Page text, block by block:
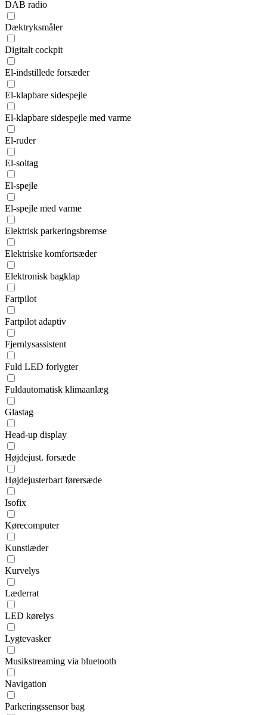
DAB radio
Dæktryksmåler
Digitalt cockpit
El-indstillede forsæder
El-klapbare sidespejle
El-klapbare sidespejle med varme
El-ruder
El-soltag
El-spejle
El-spejle med varme
Elektrisk parkeringsbremse
Elektriske komfortsæder
Elektronisk bagklap
Fartpilot
Fartpilot adaptiv
Fjernlysassistent
Fuld LED forlygter
Fuldautomatisk klimaanlæg
Glastag
Head-up display
Højdejust. forsæde
Højdejusterbart førersæde
Isofix
Kørecomputer
Kunstlæder
Kurvelys
Læderrat
LED kørelys
Lygtevasker
Musikstreaming via bluetooth
Navigation
Parkeringssensor bag